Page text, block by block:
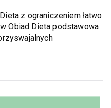
z ograniczeniem łatwo
Obiad Dieta podstawowa